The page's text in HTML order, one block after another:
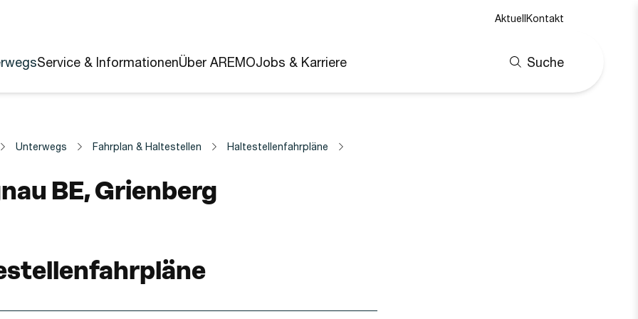
Service & InformationenÜber AREMOJobs & Karriere Suche
AktuellKontakt
Unterwegs Fahrplan & Haltestellen Haltestellenfahrpläne
BE, Grienberg